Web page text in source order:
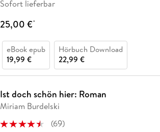
Sofort lieferbar
25,00 €*
eBook epub
19,99 €
Hörbuch Download
22,99 €
Ist doch schön hier: Roman
Miriam Burdelski
(69)